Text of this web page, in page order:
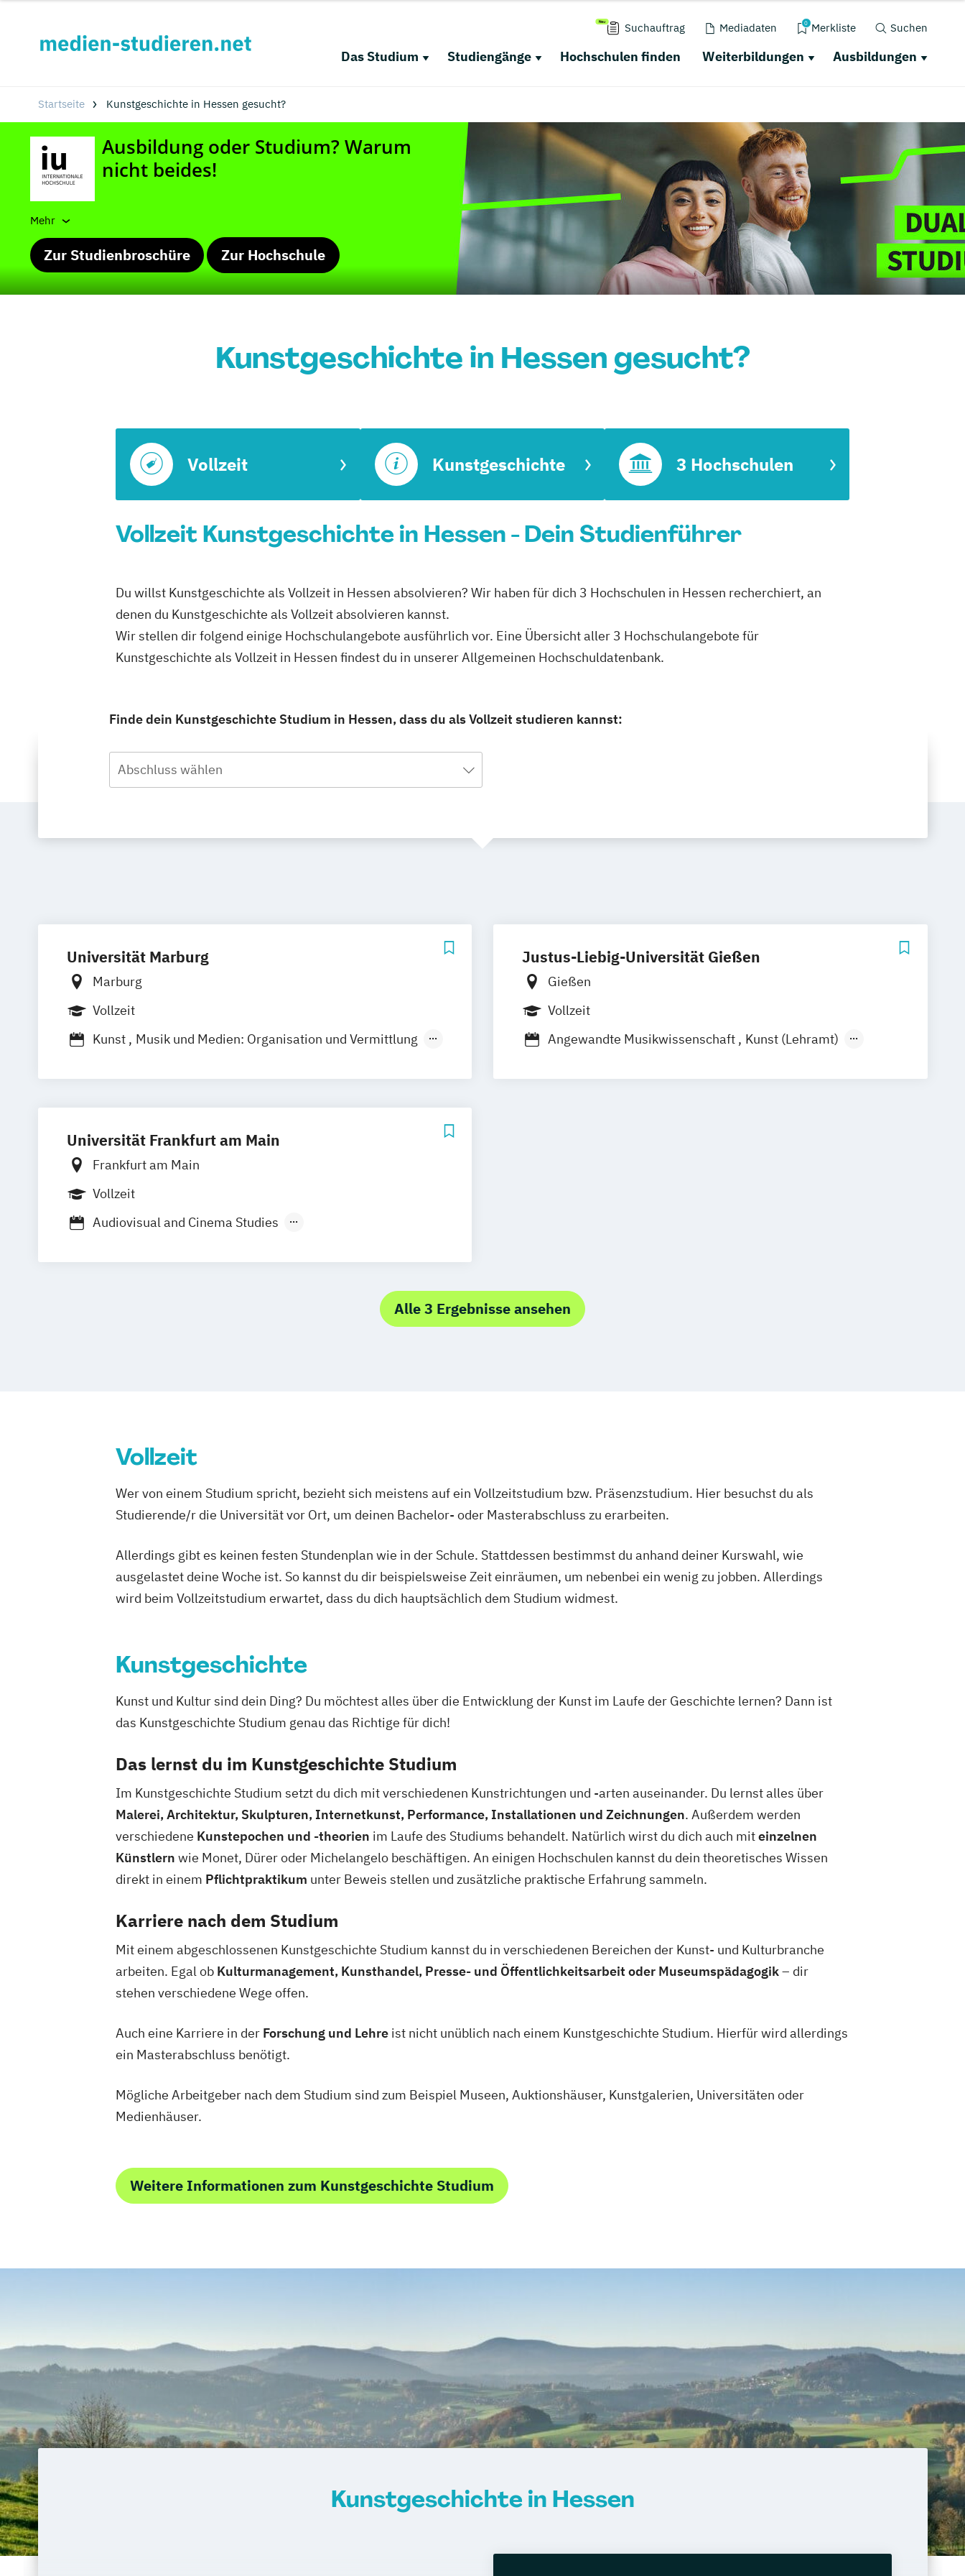
Suchauftrag Mediadaten 0 Merkliste Suchen
Das Studium Studiengänge Hochschulen finden Weiterbildungen Ausbildungen
Startseite Kunstgeschichte in Hessen gesucht?
Mehr
Zur Studienbroschüre Zur Hochschule
Kunstgeschichte in Hessen gesucht?
Vollzeit Kunstgeschichte 3 Hochschulen
Vollzeit Kunstgeschichte in Hessen - Dein Studienführer
Du willst Kunstgeschichte als Vollzeit in Hessen absolvieren? Wir haben für dich 3 Hochschulen in Hessen recherchiert, an
denen du Kunstgeschichte als Vollzeit absolvieren kannst.
Wir stellen dir folgend einige Hochschulangebote ausführlich vor. Eine Übersicht aller 3 Hochschulangebote für
Kunstgeschichte als Vollzeit in Hessen findest du in unserer Allgemeinen Hochschuldatenbank.
Finde dein Kunstgeschichte Studium in Hessen, dass du als Vollzeit studieren kannst:
Abschluss wählen
Universität Marburg
Marburg
Vollzeit
Kunst
Musik und Medien: Organisation und Vermittlung
Theorie Praxis Literaturvermittlung in den Medien
Musikwissenschaft: Geschichte und Vermittlung
Justus-Liebig-Universität Gießen
Gießen
Vollzeit
Angewandte Musikwissenschaft
Kunst (Lehramt)
Universität Frankfurt am Main
Frankfurt am Main
Vollzeit
Audiovisual and Cinema Studies
Präsentation Kunst (Lehramt)
Alle 3 Ergebnisse ansehen
Vollzeit
Wer von einem Studium spricht, bezieht sich meistens auf ein Vollzeitstudium bzw. Präsenzstudium. Hier besuchst du als
Studierende/r die Universität vor Ort, um deinen Bachelor- oder Masterabschluss zu erarbeiten.
Allerdings gibt es keinen festen Stundenplan wie in der Schule. Stattdessen bestimmst du anhand deiner Kurswahl, wie
ausgelastet deine Woche ist. So kannst du dir beispielsweise Zeit einräumen, um nebenbei ein wenig zu jobben. Allerdings
wird beim Vollzeitstudium erwartet, dass du dich hauptsächlich dem Studium widmest.
Kunstgeschichte
Kunst und Kultur sind dein Ding? Du möchtest alles über die Entwicklung der Kunst im Laufe der Geschichte lernen? Dann ist
das Kunstgeschichte Studium genau das Richtige für dich!
Das lernst du im Kunstgeschichte Studium
Im Kunstgeschichte Studium setzt du dich mit verschiedenen Kunstrichtungen und -arten auseinander. Du lernst alles über
Malerei, Architektur, Skulpturen, Internetkunst, Performance, Installationen und Zeichnungen. Außerdem werden
verschiedene Kunstepochen und -theorien im Laufe des Studiums behandelt. Natürlich wirst du dich auch miteinzelnen
Künstlern wie Monet, Dürer oder Michelangelo beschäftigen. An einigen Hochschulen kannst du dein theoretisches Wissen
direkt in einem Pflichtpraktikum unter Beweis stellen und zusätzliche praktische Erfahrung sammeln.
Karriere nach dem Studium
Mit einem abgeschlossenen Kunstgeschichte Studium kannst du in verschiedenen Bereichen der Kunst- und Kulturbranche
arbeiten. Egal ob Kulturmanagement, Kunsthandel, Presse- und Öffentlichkeitsarbeit oder Museumspädagogik– dir
stehen verschiedene Wege offen.
Auch eine Karriere in der Forschung und Lehre ist nicht unüblich nach einem Kunstgeschichte Studium. Hierfür wird allerdings
ein Masterabschluss benötigt.
Mögliche Arbeitgeber nach dem Studium sind zum Beispiel Museen, Auktionshäuser, Kunstgalerien, Universitäten oder
Medienhäuser.
Weitere Informationen zum Kunstgeschichte Studium
Kunstgeschichte in Hessen